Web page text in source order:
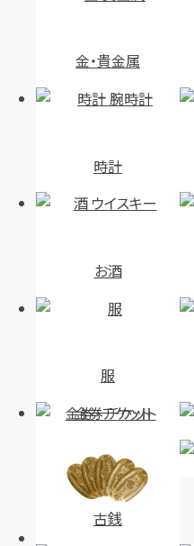
金・貴金属
時計
お酒
服
金券・チケット
古銭